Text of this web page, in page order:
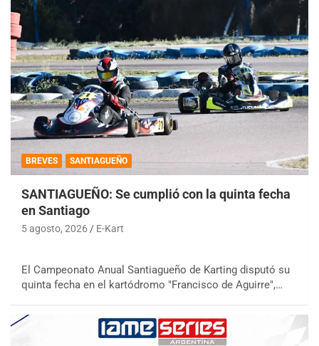
BREVES SANTIAGUEÑO
SANTIAGUEÑO: Se cumplió con la quinta fecha
en Santiago
5 agosto, 2026 E-Kart
El Campeonato Anual Santiagueño de Karting disputó su
quinta fecha en el kartódromo "Francisco de Aguirre",…